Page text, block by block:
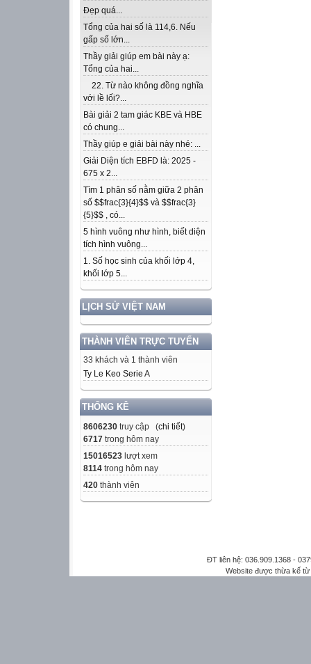
Đẹp quá...
Tổng của hai số là 114,6. Nếu
gấp số lớn...
Thầy giải giúp em bài này ạ:
Tổng của hai...
22. Từ nào không đồng nghĩa
với lề lối?...
Bài giải 2 tam giác KBE và HBE
có chung...
Thầy giúp e giải bài này nhé: ...
Giải Diện tích EBFD là: 2025 -
675 x 2...
Tìm 1 phân số nằm giữa 2 phân
số $$frac{3}{4}$$ và $$frac{3}
{5}$$ , có...
5 hình vuông như hình, biết diện
tích hình vuông...
1. Số học sinh của khối lớp 4,
khối lớp 5...
LỊCH SỬ VIỆT NAM
THÀNH VIÊN TRỰC TUYẾN
33 khách và 1 thành viên
Ty Le Keo Serie A
THỐNG KÊ
8606230 truy cập (chi tiết)
6717 trong hôm nay
15016523 lượt xem
8114 trong hôm nay
420 thành viên
ĐT liên hệ: 036.909.1368 -
Website được thừa kế từ